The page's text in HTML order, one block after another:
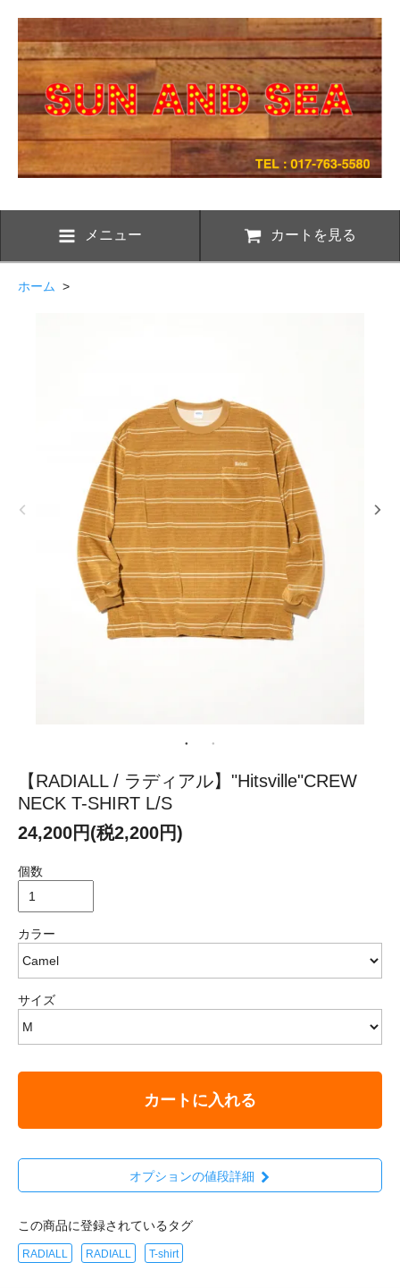
メニュー カートを見る
ホーム >
【RADIALL / ラディアル】"Hitsville"CREW
NECK T-SHIRT L/S
24,200円(税2,200円)
個数
カラー
サイズ
カートに入れる
オプションの値段詳細
この商品に登録されているタグ
RADIALL RADIALL T-shirt